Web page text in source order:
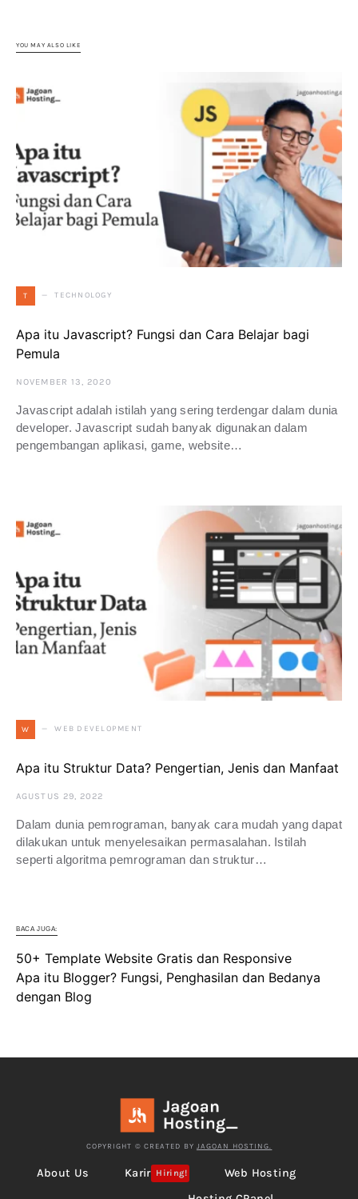
YOU MAY ALSO LIKE
T TECHNOLOGY
Apa itu Javascript? Fungsi dan Cara Belajar bagi
Pemula
NOVEMBER 13, 2020
Javascript adalah istilah yang sering terdengar dalam dunia
developer. Javascript sudah banyak digunakan dalam
pengembangan aplikasi, game, website…
W WEB DEVELOPMENT
Apa itu Struktur Data? Pengertian, Jenis dan Manfaat
AGUSTUS 29, 2022
Dalam dunia pemrograman, banyak cara mudah yang dapat
dilakukan untuk menyelesaikan permasalahan. Istilah
seperti algoritma pemrograman dan struktur…
BACA JUGA:
50+ Template Website Gratis dan Responsive
Apa itu Blogger? Fungsi, Penghasilan dan Bedanya
dengan Blog
COPYRIGHT © CREATED BY JAGOAN HOSTING.
About Us Karir Hiring!
Web Hosting